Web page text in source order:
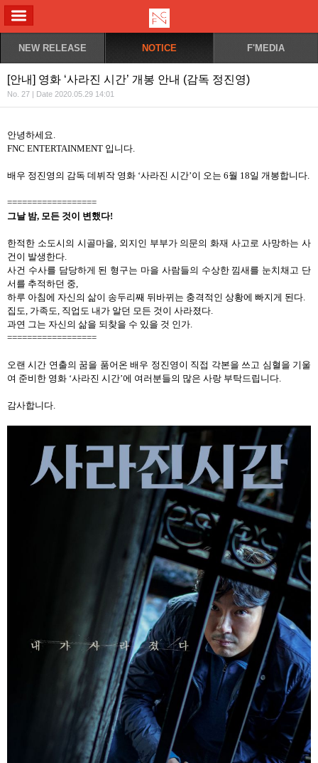
NEW RELEASE NOTICE F'MEDIA
[안내] 영화 ‘사라진 시간’ 개봉 안내 (감독 정진영)
No. 27 | Date 2020.05.29 14:01
안녕하세요.
FNC ENTERTAINMENT 입니다.
배우 정진영의 감독 데뷔작 영화 ‘사라진 시간’이 오는 6월 18일 개봉합니다.
==================
그날 밤, 모든 것이 변했다!
한적한 소도시의 시골마을, 외지인 부부가 의문의 화재 사고로 사망하는 사
건이 발생한다.
사건 수사를 담당하게 된 형구는 마을 사람들의 수상한 낌새를 눈치채고 단
서를 추적하던 중,
하루 아침에 자신의 삶이 송두리째 뒤바뀌는 충격적인 상황에 빠지게 된다.
집도, 가족도, 직업도 내가 알던 모든 것이 사라졌다.
과연 그는 자신의 삶을 되찾을 수 있을 것 인가.
==================
오랜 시간 연출의 꿈을 품어온 배우 정진영이 직접 각본을 쓰고 심혈을 기울
여 준비한 영화 ‘사라진 시간’에 여러분들의 많은 사랑 부탁드립니다.
감사합니다.